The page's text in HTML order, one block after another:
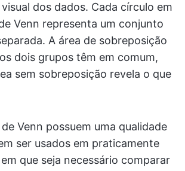
dos dados. Cada círculo em
Venn representa um conjunto
A área de sobreposição
dois grupos têm em comum,
sem sobreposição revela o que
Venn possuem uma qualidade
ser usados em praticamente
que seja necessário comparar